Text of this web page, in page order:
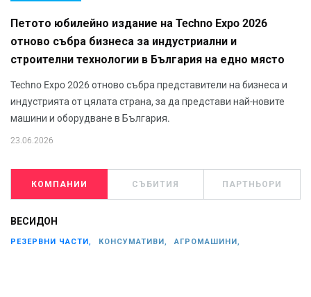
Петото юбилейно издание на Techno Expo 2026
отново събра бизнеса за индустриални и
строителни технологии в България на едно място
Techno Expo 2026 отново събра представители на бизнеса и
индустрията от цялата страна, за да представи най-новите
машини и оборудване в България.
23.06.2026
КОМПАНИИ СЪБИТИЯ ПАРТНЬОРИ
ВЕСИДОН
РЕЗЕРВНИ ЧАСТИ, КОНСУМАТИВИ, АГРОМАШИНИ,